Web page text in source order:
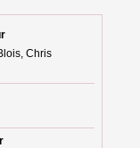
Chris